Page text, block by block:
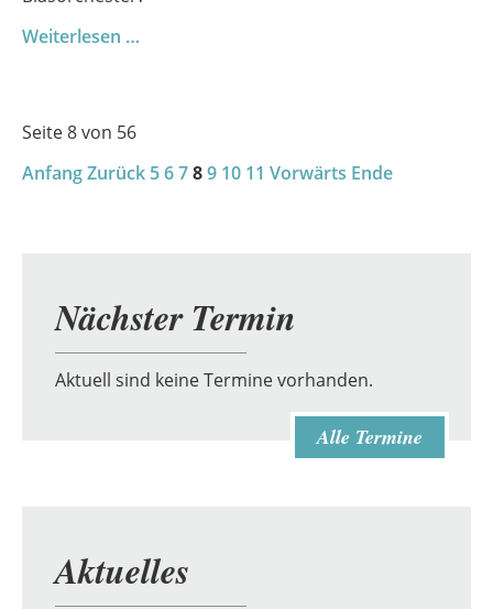
Weiterlesen …
swingt
Seite 8 von 56
AnfangZurück 56789 10 11 Vorwärts Ende
Nächster Termin
Aktuell sind keine Termine vorhanden.
Alle Termine
Aktuelles